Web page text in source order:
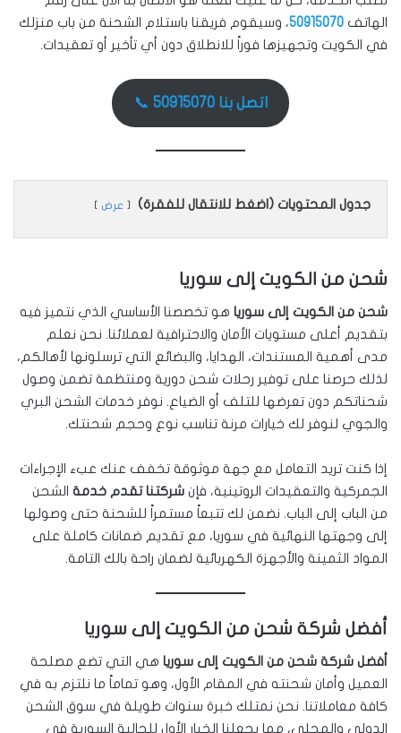
الهاتف 50915070، وسيقوم فريقنا باستلام الشحنة من باب منزلك
في الكويت وتجهيزها فوراً للانطلاق دون أي تأخير أو تعقيدات.
اتصل بنا 50915070 📞
جدول المحتويات (اضغط للانتقال للفقرة) عرض
شحن من الكويت إلى سوريا
شحن من الكويت إلى سوريا هو تخصصنا الأساسي الذي نتميز فيه
بتقديم أعلى مستويات الأمان والاحترافية لعملائنا. نحن نعلم
مدى أهمية المستندات، الهدايا، والبضائع التي ترسلونها لأهالكم،
لذلك حرصنا على توفير رحلات شحن دورية ومنتظمة تضمن وصول
شحناتكم دون تعرضها للتلف أو الضياع. نوفر خدمات الشحن البري
والجوي لنوفر لك خيارات مرنة تناسب نوع وحجم شحنتك.
إذا كنت تريد التعامل مع جهة موثوقة تخفف عنك عبء الإجراءات
الجمركية والتعقيدات الروتينية، فإن شركتنا تقدم خدمة الشحن
من الباب إلى الباب. نضمن لك تتبعاً مستمراً للشحنة حتى وصولها
إلى وجهتها النهائية في سوريا، مع تقديم ضمانات كاملة على
المواد الثمينة والأجهزة الكهربائية لضمان راحة بالك التامة.
أفضل شركة شحن من الكويت إلى سوريا
أفضل شركة شحن من الكويت إلى سوريا هي التي تضع مصلحة
العميل وأمان شحنته في المقام الأول، وهو تماماً ما نلتزم به في
كافة معاملاتنا. نحن نمتلك خبرة سنوات طويلة في سوق الشحن
الدولي والمحلي، مما يجعلنا الخيار الأول للجالية السورية في